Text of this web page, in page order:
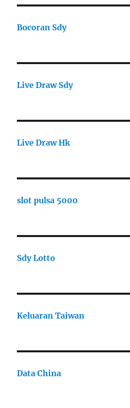
Bocoran Sdy
Live Draw Sdy
Live Draw Hk
slot pulsa 5000
Sdy Lotto
Keluaran Taiwan
Data China